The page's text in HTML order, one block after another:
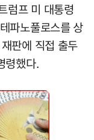
럼프 미 대통령
파노풀로스를 상
판에 직접 출두
령했다.